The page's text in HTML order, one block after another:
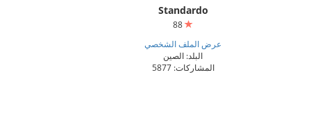
Standardo
عرض الملف الشخصي
البلد: الصين
المشاركات: 5877